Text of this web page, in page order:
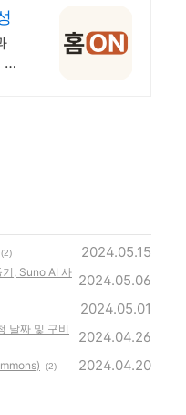
(2) 2024.05.15
, Suno AI 사 2024.05.06
2024.05.01
날짜 및 구비
2024.04.26
(2) 2024.04.20